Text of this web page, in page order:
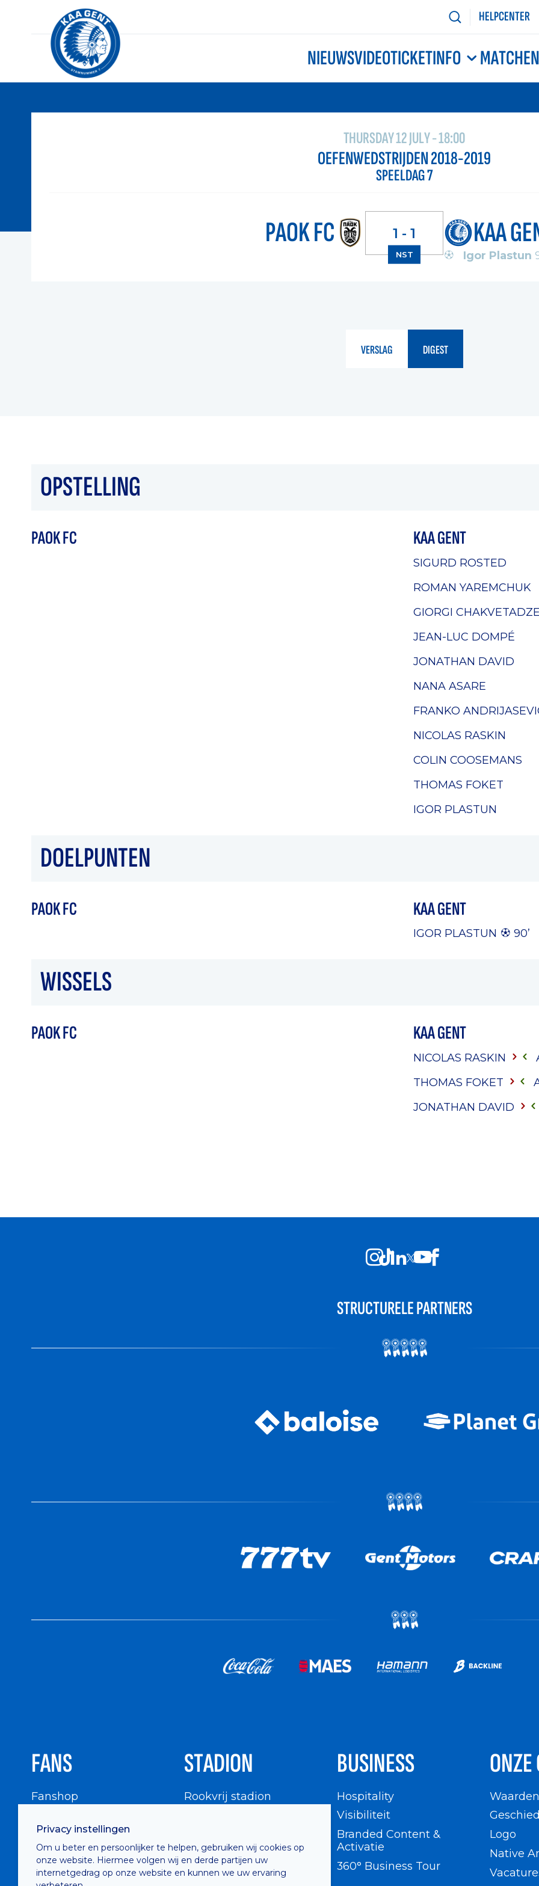
HELPCENTER
NIEUWSVIDEOTICKETINFO MATCHEN
THURSDAY 12 JULY - 18:00
OEFENWEDSTRIJDEN 2018-2019
SPEELDAG 7
PAOK FC 1 - 1
NST
KAA
Igor Plastun
VERSLAG DIGEST
OPSTELLING
PAOK FC KAA GENT
SIGURD ROSTED
ROMAN YAREMCHUK
GIORGI
JEAN-LUC DOMPÉ
JONATHAN DAVID
NANA ASARE
FRANKO
NICOLAS RASKIN
COLIN COOSEMANS
THOMAS FOKET
IGOR PLASTUN
DOELPUNTEN
PAOK FC KAA GENT
IGOR PLASTUN 90’
WISSELS
PAOK FC KAA GENT
NICOLAS RASKIN
THOMAS FOKET
JONATHAN DAVID
Privacy instellingen
Om u beter en persoonlijker te helpen, gebruiken wij cookies op
onze website. Hiermee volgen wij en derde partijen uw
internetgedrag op onze website en kunnen we uw ervaring
STRUCTURELE PARTNERS
FANS
Fanshop
Supportersraad
Buffalo Kids Club
Supportersfederatie
STADION
Rookvrij stadion
BUSINESS
Hospitality
Visibiliteit
Branded Content &
Activatie
360° Business Tour
Waarden
Logo
Native